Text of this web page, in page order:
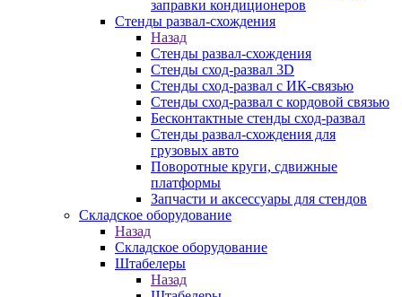
заправки кондиционеров
Стенды развал-схождения
Назад
Стенды развал-схождения
Стенды сход-развал 3D
Стенды сход-развал с ИК-связью
Стенды сход-развал с кордовой связью
Бесконтактные стенды сход-развал
Стенды развал-схождения для
грузовых авто
Поворотные круги, сдвижные
платформы
Запчасти и аксессуары для стендов
Складское оборудование
Назад
Складское оборудование
Штабелеры
Назад